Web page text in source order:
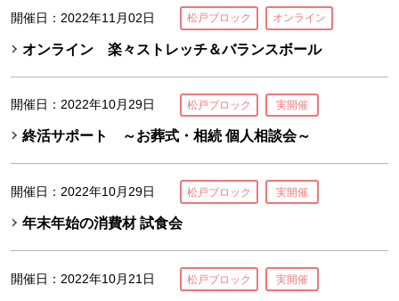
開催日：2022年11月02日 松戸ブロック オンライン
オンライン 楽々ストレッチ＆バランスボール
開催日：2022年10月29日 松戸ブロック 実開催
終活サポート ～お葬式・相続 個人相談会～
開催日：2022年10月29日 松戸ブロック 実開催
年末年始の消費材 試食会
開催日：2022年10月21日 松戸ブロック 実開催